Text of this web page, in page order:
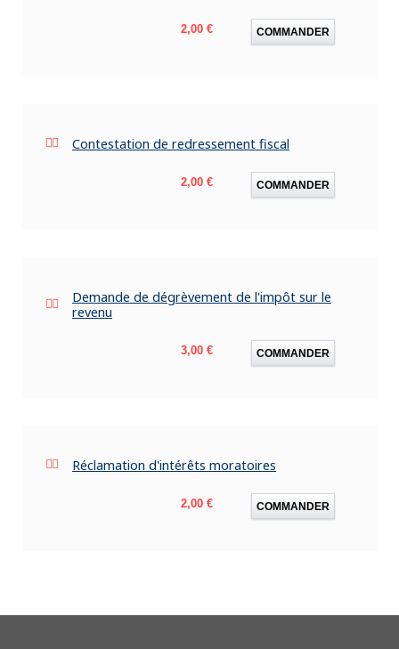
Prix
2,00 € COMMANDER
Contestation de redressement fiscal
Prix
2,00 € COMMANDER
Demande de dégrèvement de l'impôt sur le
revenu
Prix
3,00 € COMMANDER
Réclamation d'intérêts moratoires
Prix
2,00 € COMMANDER